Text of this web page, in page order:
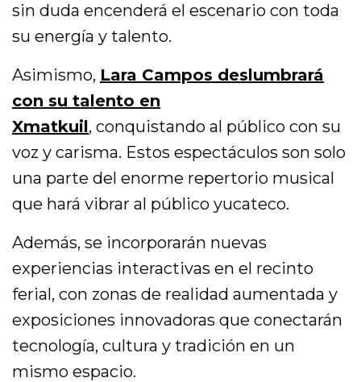
sin duda encenderá el escenario con toda
su energía y talento.
Asimismo, Lara Campos deslumbrará
con su talento en
Xmatkuil, conquistando al público con su
voz y carisma. Estos espectáculos son solo
una parte del enorme repertorio musical
que hará vibrar al público yucateco.
Además, se incorporarán nuevas
experiencias interactivas en el recinto
ferial, con zonas de realidad aumentada y
exposiciones innovadoras que conectarán
tecnología, cultura y tradición en un
mismo espacio.